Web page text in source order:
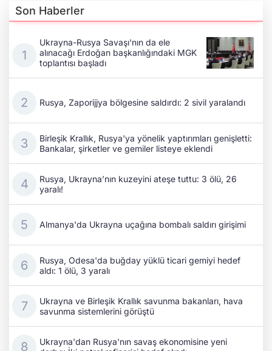
Son Haberler
Ukrayna-Rusya Savaşı'nın da ele
alınacağı Erdoğan başkanlığındaki MGK
toplantısı başladı
Rusya, Zaporijjya bölgesine saldırdı: 2 sivil yaralandı
Birleşik Krallık, Rusya'ya yönelik yaptırımları genişletti:
Bankalar, şirketler ve gemiler listeye eklendi
Rusya, Ukrayna’nın kuzeyini ateşe tuttu: 3 ölü, 26
yaralı!
Almanya'da Ukrayna uçağına bombalı saldırı girişimi
Rusya, Odesa'da buğday yüklü ticari gemiyi hedef
aldı: 1 ölü, 3 yaralı
Ukrayna ve Birleşik Krallık savunma bakanları, hava
savunma sistemlerini görüştü
Ukrayna'dan Rusya'nın savaş ekonomisine yeni